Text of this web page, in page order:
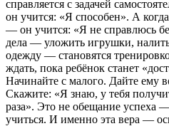
справляется с задачей
он учится: «Я способен». А
— он учится: «Я не справлюсь
дела — уложить игрушки,
одежду — становятся
ждать, пока ребёнок станет
Начинайте с малого. Дайте ему
Скажите: «Я знаю, у тебя
раза». Это не обещание успеха
учиться. И именно эта вера —